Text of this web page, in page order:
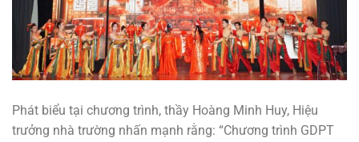
Phát biểu tại chương trình, thầy Hoàng Minh Huy, Hiệu
trưởng nhà trường nhấn mạnh rằng: “Chương trình GDPT